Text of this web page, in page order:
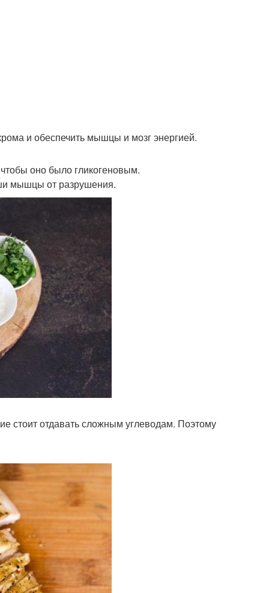
и обеспечить мышцы и мозг энергией.
оно было гликогеновым.
мышцы от разрушения.
стоит отдавать сложным углеводам. Поэтому